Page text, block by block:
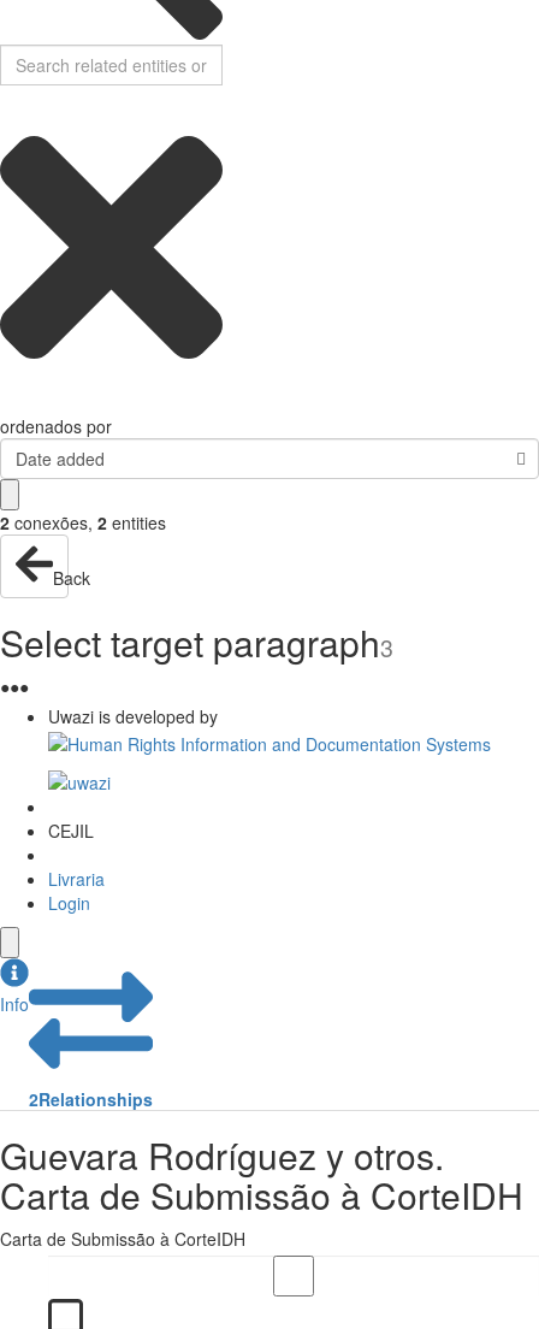
ordenados por
Date added
2 conexões, 2 entities
Back
Select target paragraph3
●●●
Uwazi is developed by
CEJIL
Livraria
Login
Info
2Relationships
Guevara Rodríguez y otros.
Carta de Submissão à CorteIDH
Carta de Submissão à CorteIDH